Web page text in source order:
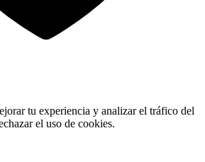
tu experiencia y analizar el tráfico del
el uso de cookies.